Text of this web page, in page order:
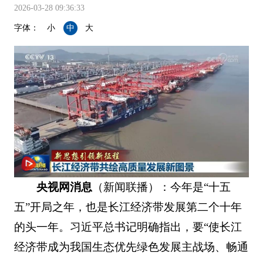
2026-03-28 09:36:33
字体： 小 中 大
央视网消息 （新闻联播）：今年是“十五
五”开局之年，也是长江经济带发展第二个十年
的头一年。习近平总书记明确指出，要“使长江
经济带成为我国生态优先绿色发展主战场、畅通